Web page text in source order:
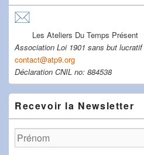
Les Ateliers Du Temps Présent
Association Loi 1901 sans but lucratif
contact@atp9.org
Déclaration CNIL no: 884538
Recevoir la Newsletter